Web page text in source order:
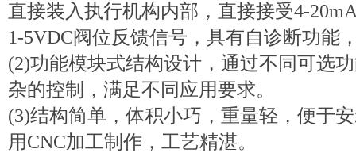
直接装入执行机构内部，直接接受4-
1-5VDC阀位反馈信号，具有自诊断功能
(2)功能模块式结构设计，通过不同可选
杂的控制，满足不同应用要求。
(3)结构简单，体积小巧，重量轻，便于
用CNC加工制作，工艺精湛。